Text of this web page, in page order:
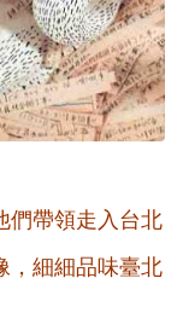
們帶領走入台北
，細細品味臺北